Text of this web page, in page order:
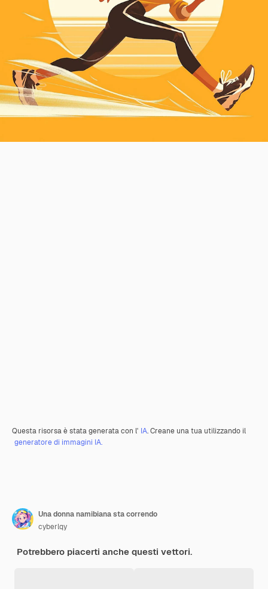
Questa risorsa è stata generata con l' IA. Creane una tua utilizzando il
generatore di immagini IA.
Una donna namibiana sta correndo
cyberlqy
Potrebbero piacerti anche questi vettori.